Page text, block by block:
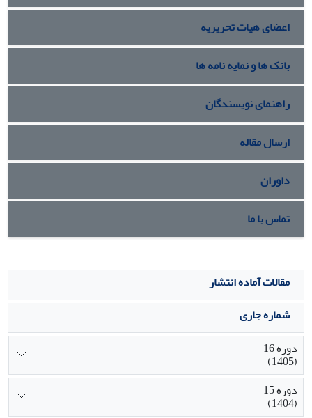
اعضای هیات تحریریه
بانک ها و نمایه نامه ها
راهنمای نویسندگان
ارسال مقاله
داوران
تماس با ما
مقالات آماده انتشار
شماره جاری
دوره 16
(1405)
دوره 15
(1404)